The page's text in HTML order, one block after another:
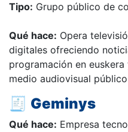
Tipo: Grupo público de
Qué hace: Opera
digitales ofreciendo
programación en
medio audiovisual
🧾 Geminys
Qué hace: Empresa